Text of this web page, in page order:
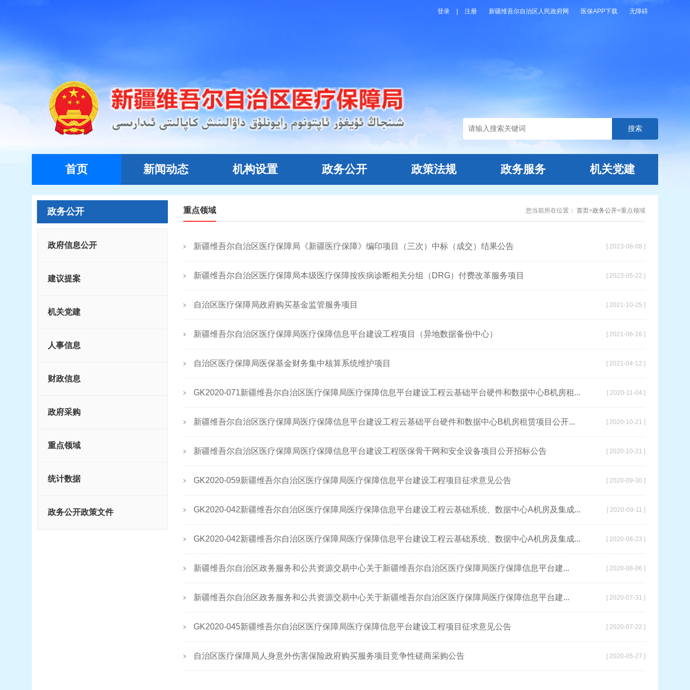
登录 注册 新疆维吾尔自治区人民政府网 医保APP下载 无障碍
首页 新闻动态 机构设置 政务公开 政策法规 政务服务 机关党建
政务公开
政府信息公开
建议提案
机关党建
人事信息
财政信息
政府采购
重点领域
统计数据
政务公开政策文件
重点领域 您当前所在位置： 首页>政务公开>重点领域
新疆维吾尔自治区医疗保障局《新疆医疗保障》编印项目（三次）中标（成交）结果公告 [ 2023-08-08 ]
新疆维吾尔自治区医疗保障局本级医疗保障按疾病诊断相关分组（DRG）付费改革服务项目 [ 2023-05-22 ]
自治区医疗保障局政府购买基金监管服务项目 [ 2021-10-25 ]
新疆维吾尔自治区医疗保障局医疗保障信息平台建设工程项目（异地数据备份中心） [ 2021-06-16 ]
自治区医疗保障局医保基金财务集中核算系统维护项目 [ 2021-04-12 ]
GK2020-071新疆维吾尔自治区医疗保障局医疗保障信息平台建设工程云基础平台硬件和数据中心B机房租... [ 2020-11-04 ]
新疆维吾尔自治区医疗保障局医疗保障信息平台建设工程云基础平台硬件和数据中心B机房租赁项目公开... [ 2020-10-21 ]
新疆维吾尔自治区医疗保障局医疗保障信息平台建设工程医保骨干网和安全设备项目公开招标公告 [ 2020-10-21 ]
GK2020-059新疆维吾尔自治区医疗保障局医疗保障信息平台建设工程项目征求意见公告 [ 2020-09-30 ]
GK2020-042新疆维吾尔自治区医疗保障局医疗保障信息平台建设工程云基础系统、数据中心A机房及集成... [ 2020-09-11 ]
GK2020-042新疆维吾尔自治区医疗保障局医疗保障信息平台建设工程云基础系统、数据中心A机房及集成... [ 2020-08-23 ]
新疆维吾尔自治区政务服务和公共资源交易中心关于新疆维吾尔自治区医疗保障局医疗保障信息平台建... [ 2020-08-06 ]
新疆维吾尔自治区政务服务和公共资源交易中心关于新疆维吾尔自治区医疗保障局医疗保障信息平台建... [ 2020-07-31 ]
GK2020-045新疆维吾尔自治区医疗保障局医疗保障信息平台建设工程项目征求意见公告 [ 2020-07-22 ]
自治区医疗保障局人身意外伤害保险政府购买服务项目竞争性磋商采购公告 [ 2020-05-27 ]